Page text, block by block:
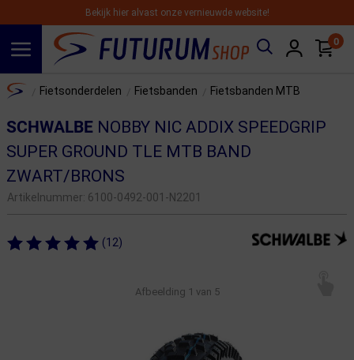
Bekijk hier alvast onze vernieuwde website!
0
Home Fietsonderdelen Fietsbanden Fietsbanden MTB
SCHWALBENOBBY NIC ADDIX SPEEDGRIP
SUPER GROUND TLE MTB BAND
ZWART/BRONS
Artikelnummer: 6100-0492-001-N2201
(12)
Afbeelding 1 van 5